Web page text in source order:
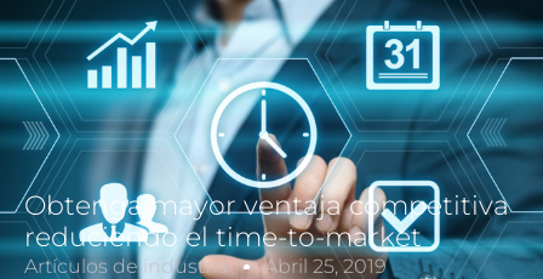
Obtenga mayor ventaja competitiva
reduciendo el time-to-market
Artículos de industria Abril 25, 2019